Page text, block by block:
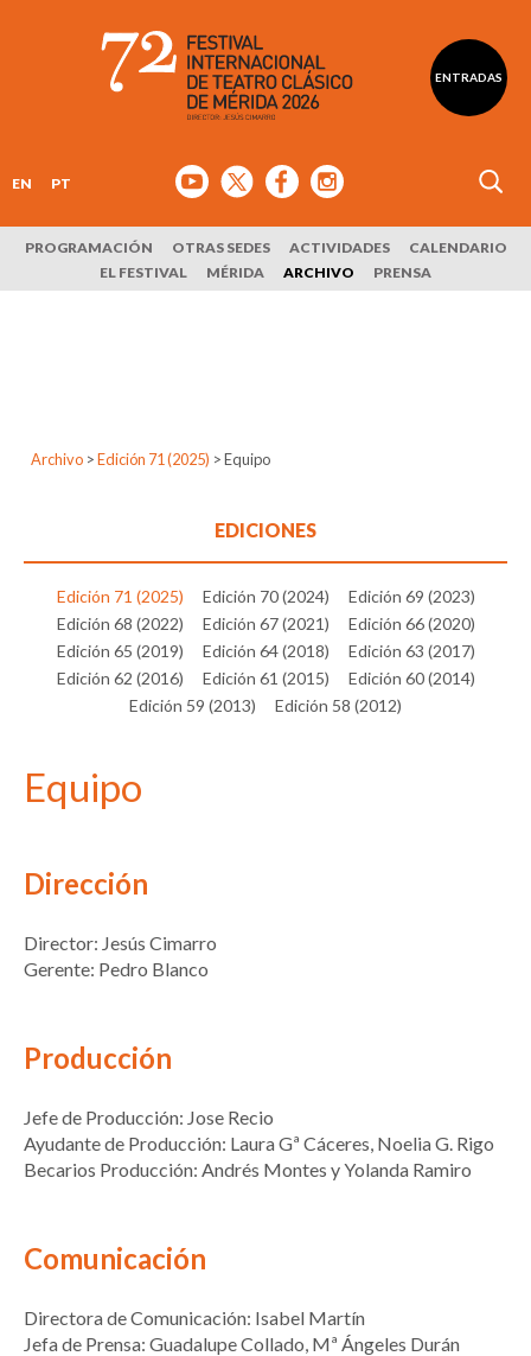
ENTRADAS
EN PT
PROGRAMACIÓN OTRAS SEDES ACTIVIDADES
CALENDARIO
EL FESTIVAL
MÉRIDA ARCHIVO PRENSA
Archivo > Edición 71 (2025) >Equipo
EDICIONES
Edición 71 (2025) Edición 70 (2024)
Edición 69 (2023)
Edición 68 (2022)
Edición 67 (2021)
Edición 66 (2020)
Edición 65 (2019)
Edición 64 (2018)
Edición 63 (2017)
Edición 62 (2016)
Edición 61 (2015)
Edición 60 (2014)
Edición 59 (2013)
Edición 58 (2012)
Equipo
Dirección
Director: Jesús Cimarro
Gerente: Pedro Blanco
Producción
Jefe de Producción: Jose Recio
Ayudante de Producción: Laura Gª Cáceres, Noelia G. Rigo
Becarios Producción: Andrés Montes y Yolanda Ramiro
Comunicación
Directora de Comunicación: Isabel Martín
Jefa de Prensa: Guadalupe Collado, Mª Ángeles Durán